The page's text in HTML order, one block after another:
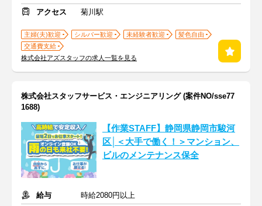
アクセス
菊川駅
主婦(夫)歓迎 シルバー歓迎 未経験者歓迎
髪色自由
交通費支給
株式会社アズスタッフの求人一覧を見る
株式会社スタッフサービス・エンジニアリング (案件NO/sse77
1688)
【作業STAFF】静岡県静岡市駿河
区│＜大手で働く！＞マンション、
ビルのメンテナンス保全
給与
時給2080円以上